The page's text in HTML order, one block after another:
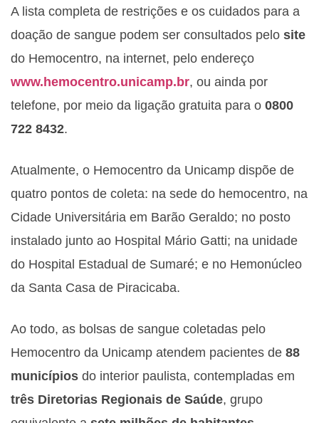
A lista completa de restrições e os cuidados para a
doação de sangue podem ser consultados pelo site
do Hemocentro, na internet, pelo endereço
www.hemocentro.unicamp.br, ou ainda por
telefone, por meio da ligação gratuita para o 0800
722 8432.
Atualmente, o Hemocentro da Unicamp dispõe de
quatro pontos de coleta: na sede do hemocentro, na
Cidade Universitária em Barão Geraldo; no posto
instalado junto ao Hospital Mário Gatti; na unidade
do Hospital Estadual de Sumaré; e no Hemonúcleo
da Santa Casa de Piracicaba.
Ao todo, as bolsas de sangue coletadas pelo
Hemocentro da Unicamp atendem pacientes de 88
municípios do interior paulista, contempladas em
três Diretorias Regionais de Saúde, grupo